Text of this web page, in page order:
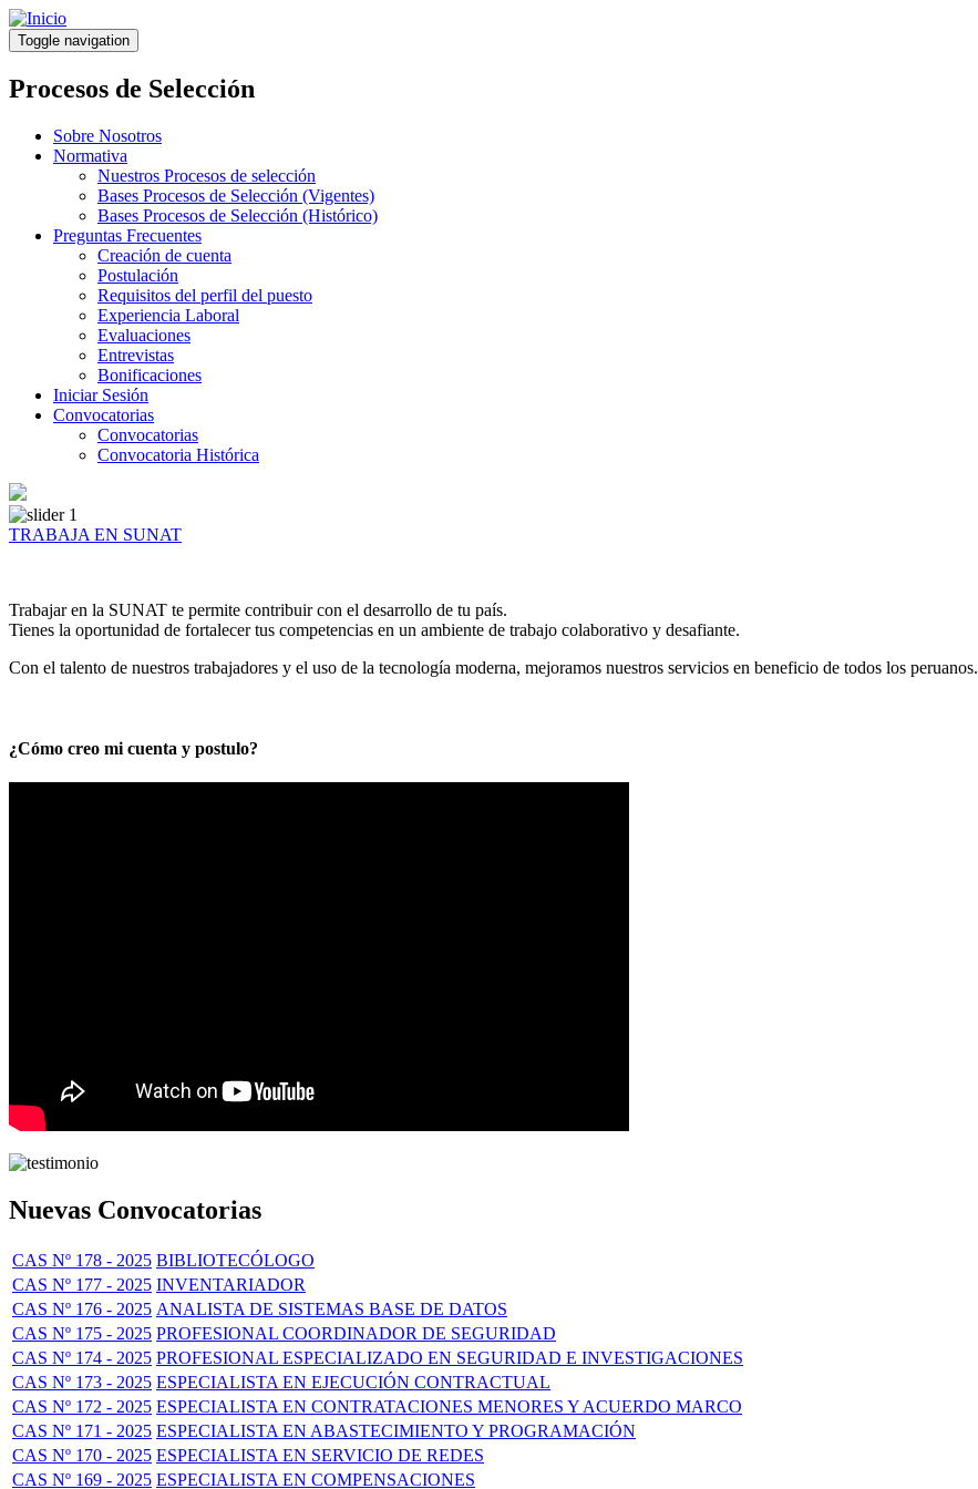
Pasar
al
contenido
principal
Toggle navigation
Procesos de Selección
Sobre Nosotros
Normativa
Nuestros Procesos de selección
Bases Procesos de Selección (Vigentes)
Bases Procesos de Selección (Histórico)
Preguntas Frecuentes
Creación de cuenta
Postulación
Requisitos del perfil del puesto
Experiencia Laboral
Evaluaciones
Entrevistas
Bonificaciones
Iniciar Sesión
Convocatorias
Convocatorias
Convocatoria Histórica
TRABAJA EN SUNAT
Trabajar en la SUNAT te permite contribuir con el desarrollo de tu país.
Tienes la oportunidad de fortalecer tus competencias en un ambiente de trabajo colaborativo y desafiante.
Con el talento de nuestros trabajadores y el uso de la tecnología moderna, mejoramos nuestros servicios en beneficio de todos los peruanos.
¿Cómo creo mi cuenta y postulo?
Nuevas Convocatorias
CAS Nº 178 - 2025 BIBLIOTECÓLOGO
CAS Nº 177 - 2025 INVENTARIADOR
CAS Nº 176 - 2025 ANALISTA DE SISTEMAS BASE DE DATOS
CAS Nº 175 - 2025 PROFESIONAL COORDINADOR DE SEGURIDAD
CAS Nº 174 - 2025 PROFESIONAL ESPECIALIZADO EN SEGURIDAD E INVESTIGACIONES
CAS Nº 173 - 2025 ESPECIALISTA EN EJECUCIÓN CONTRACTUAL
CAS Nº 172 - 2025 ESPECIALISTA EN CONTRATACIONES MENORES Y ACUERDO MARCO
CAS Nº 171 - 2025 ESPECIALISTA EN ABASTECIMIENTO Y PROGRAMACIÓN
CAS Nº 170 - 2025 ESPECIALISTA EN SERVICIO DE REDES
CAS Nº 169 - 2025 ESPECIALISTA EN COMPENSACIONES